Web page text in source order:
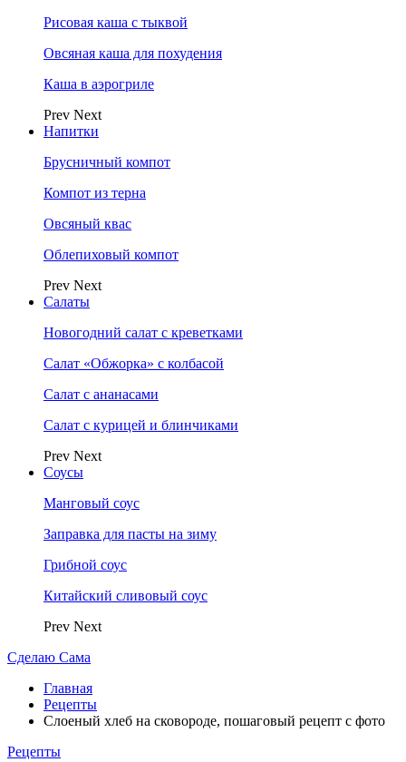
Рисовая каша с тыквой
Овсяная каша для похудения
Каша в аэрогриле
Prev Next
Напитки
Брусничный компот
Компот из терна
Овсяный квас
Облепиховый компот
Prev Next
Салаты
Новогодний салат с креветками
Салат «Обжорка» с колбасой
Салат с ананасами
Салат с курицей и блинчиками
Prev Next
Соусы
Манговый соус
Заправка для пасты на зиму
Грибной соус
Китайский сливовый соус
Prev Next
Сделаю Сама
Главная
Рецепты
Слоеный хлеб на сковороде, пошаговый рецепт с фото
Рецепты